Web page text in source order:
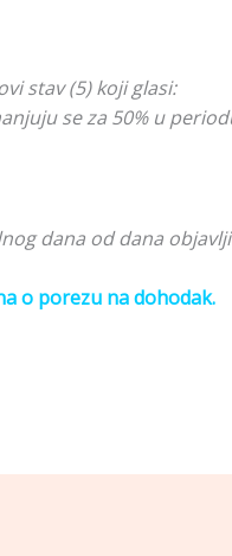
stav (5) koji glasi:
se za 50% u
dana od dana
o porezu na dohodak.